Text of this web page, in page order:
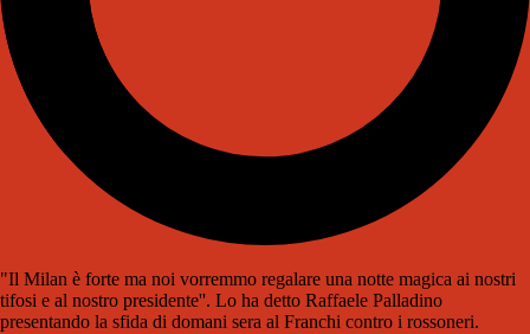
"Il Milan è forte ma noi vorremmo regalare una notte magica ai nostri
tifosi e al nostro presidente''. Lo ha detto Raffaele Palladino
presentando la sfida di domani sera al Franchi contro i rossoneri.